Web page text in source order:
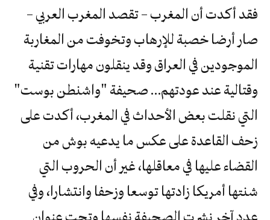
فقد أكدت أن المغرب – تقصد المغرب العربي –
صار أرضا خصبة للإرهاب وتخوفت من المغاربة
الموجودين في العراق وقد ينقلون مهارات تقنية
وقتالية عند عودتهم… صحيفة "واشنطن بوست"
التي نقلت بعض الأحداث في المغرب، أكدت على
زحف القاعدة على عكس ما يدعيه بوش من
القضاء عليها في معاقلها، غير أن الحروب التي
شنتها أمريكا زادتها توسعا وزحفا وانتشارا، وفي
عدد آخر نشرت الصحيفة نفسها وتحت عنوان